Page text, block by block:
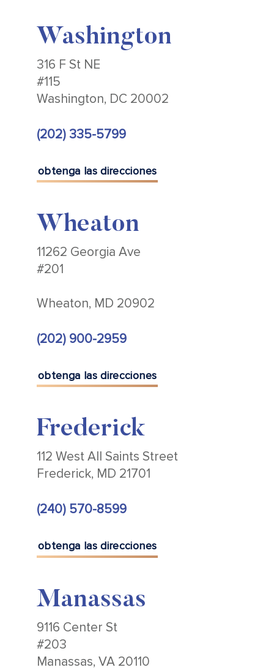
Washington
316 F St NE
#115
Washington, DC 20002
(202) 335-5799
obtenga las direcciones
Wheaton
11262 Georgia Ave
#201
Wheaton, MD 20902
(202) 900-2959
obtenga las direcciones
Frederick
112 West All Saints Street
Frederick, MD 21701
(240) 570-8599
obtenga las direcciones
Manassas
9116 Center St
#203
Manassas, VA 20110